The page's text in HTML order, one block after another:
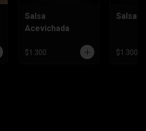
Salsa
Acevichada
$1.300
Salsa
$1.300